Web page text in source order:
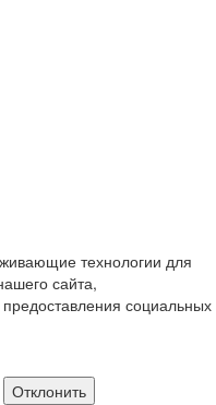
технологии для
сайта,
социальных
Отклонить